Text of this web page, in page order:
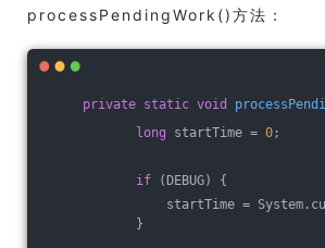
processPendingWork()方法：
private static void
long startTime = 0;
if (DEBUG) {
startTime =
}